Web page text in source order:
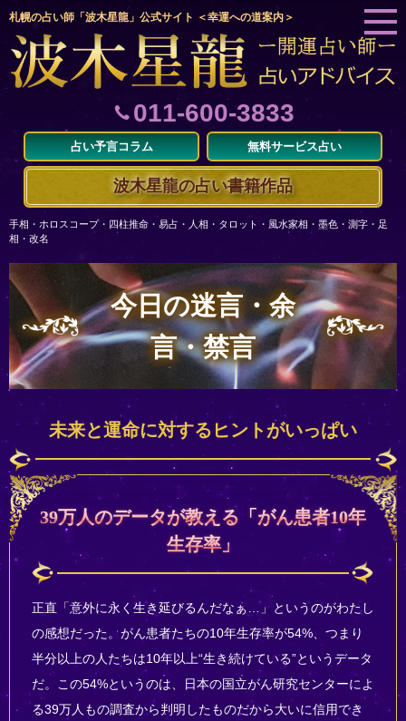
札幌の占い師「波木星龍」公式サイト ＜幸運への道案内＞
011-600-3833
占い予言コラム 無料サービス占い
波木星龍の占い書籍作品
手相・ホロスコープ・四柱推命・易占・人相・タロット・風水家相・墨色・測字・足
相・改名
今日の迷言・余
言・禁言
未来と運命に対するヒントがいっぱい
39万人のデータが教える「がん患者10年
生存率」
正直「意外に永く生き延びるんだなぁ…」というのがわたし
の感想だった。がん患者たちの10年生存率が54%、つまり
半分以上の人たちは10年以上“生き続けている”というデータ
だ。この54%というのは、日本の国立がん研究センターによ
る39万人もの調査から判明したものだから大いに信用でき